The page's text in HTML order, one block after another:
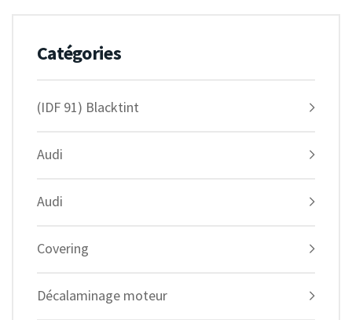
Catégories
(IDF 91) Blacktint
Audi
Audi
Covering
Décalaminage moteur